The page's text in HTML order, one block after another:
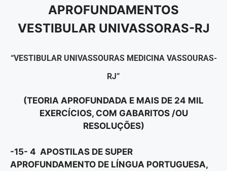
APROFUNDAMENTOS
VESTIBULAR UNIVASSORAS-RJ
“VESTIBULAR UNIVASSOURAS MEDICINA VASSOURAS-
RJ”
(TEORIA APROFUNDADA E MAIS DE 24 MIL
EXERCÍCIOS, COM GABARITOS /OU
RESOLUÇÕES)
-15- 4 APOSTILAS DE SUPER
APROFUNDAMENTO DE LÍNGUA PORTUGUESA,